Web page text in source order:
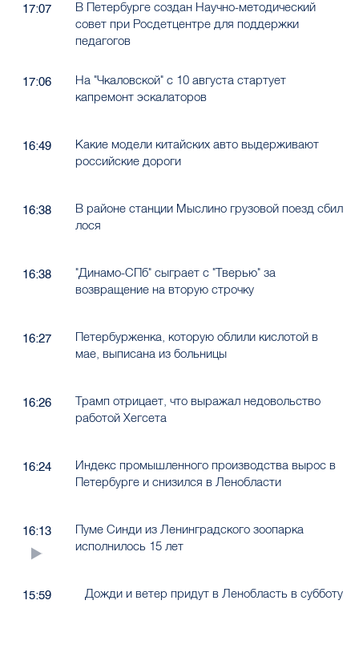
17:07
В Петербурге создан Научно-методический
совет при Росдетцентре для поддержки
педагогов
17:06
На "Чкаловской" с 10 августа стартует
капремонт эскалаторов
16:49
Какие модели китайских авто выдерживают
российские дороги
16:38
В районе станции Мыслино грузовой поезд сбил
лося
16:38
"Динамо-СПб" сыграет с "Тверью" за
возвращение на вторую строчку
16:27
Петербурженка, которую облили кислотой в
мае, выписана из больницы
16:26
Трамп отрицает, что выражал недовольство
работой Хегсета
16:24
Индекс промышленного производства вырос в
Петербурге и снизился в Ленобласти
16:13
Пуме Синди из Ленинградского зоопарка
исполнилось 15 лет
15:59 Дожди и ветер придут в Ленобласть в субботу